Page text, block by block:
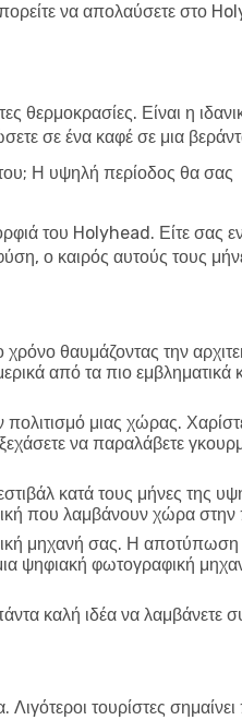
να απολαύσετε στο
θερμοκρασίες. Είναι η
σε ένα καφέ σε μια
του; Η υψηλή περίοδος θα σας
του Holyhead. Είτε σας
ο καιρός αυτούς τους
χρόνο θαυμάζοντας την
από τα πιο εμβληματικά
πολιτισμό μιας χώρας.
να παραλάβετε
κατά τους μήνες της
που λαμβάνουν χώρα
μηχανή σας. Η αποτύπωση
ψηφιακή φωτογραφική
καλή ιδέα να λαμβάνετε
τουρίστες σημαίνει